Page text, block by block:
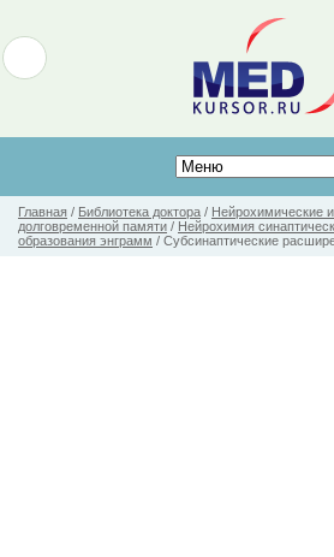
Главная / Библиотека доктора / Нейрохимические
долговременной памяти / Нейрохимия
образования энграмм / Субсинаптические